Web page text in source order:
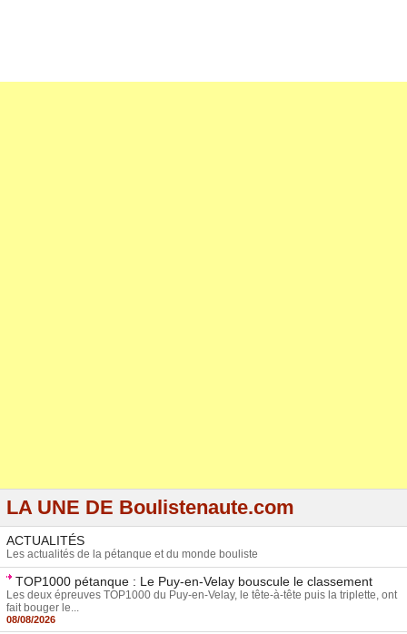
LA UNE DE Boulistenaute.com
ACTUALITÉS
Les actualités de la pétanque et du monde bouliste
TOP1000 pétanque : Le Puy-en-Velay bouscule le classement
Les deux épreuves TOP1000 du Puy-en-Velay, le tête-à-tête puis la triplette, ont
fait bouger le...
08/08/2026